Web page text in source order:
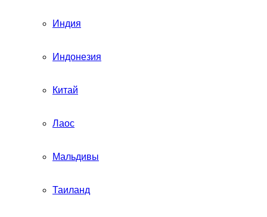
Индия
Индонезия
Китай
Лаос
Мальдивы
Таиланд